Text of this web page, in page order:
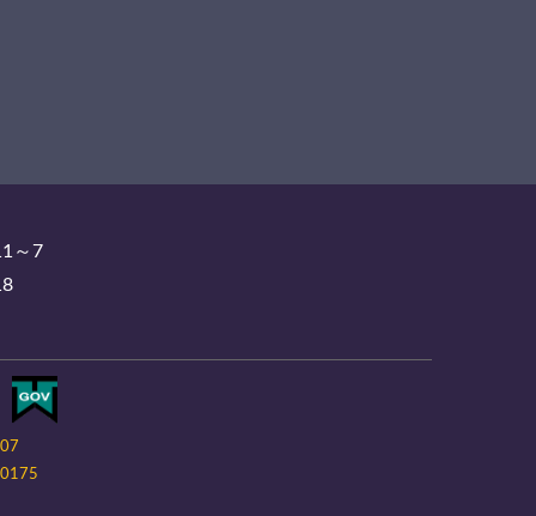
～7